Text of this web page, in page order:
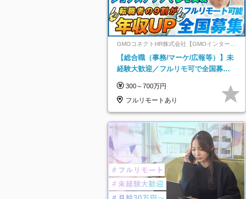
GMOコネクトHR株式会社【GMOインターネ
ットグループ】
【総合職（事務/マーケ/広報等）】未
経験大歓迎／フルリモ可で全国募
★
300～700万円
フルリモートあり